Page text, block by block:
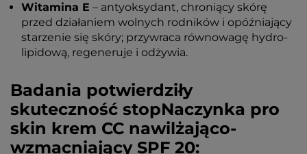
Witamina E – antyoksydant, chroniący skórę
przed działaniem wolnych rodników i opóźniający
starzenie się skóry; przywraca równowagę hydro-
lipidową, regeneruje i odżywia.
Badania potwierdziły
skuteczność stopNaczynka pro
skin krem CC nawilżająco-
wzmacniający SPF 20: